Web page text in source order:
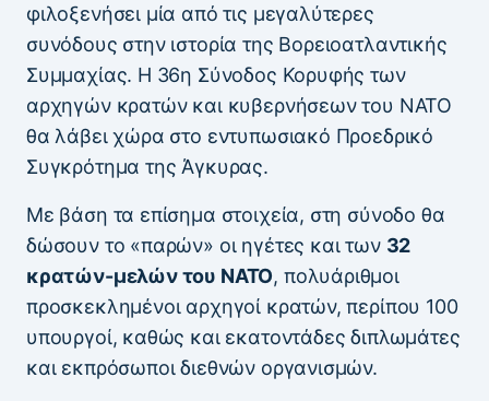
φιλοξενήσει μία από τις μεγαλύτερες
συνόδους στην ιστορία της Βορειοατλαντικής
Συμμαχίας. Η 36η Σύνοδος Κορυφής των
αρχηγών κρατών και κυβερνήσεων του ΝΑΤΟ
θα λάβει χώρα στο εντυπωσιακό Προεδρικό
Συγκρότημα της Άγκυρας.
Με βάση τα επίσημα στοιχεία, στη σύνοδο θα
δώσουν το «παρών» οι ηγέτες και των 32
κρατών-μελών του ΝΑΤΟ, πολυάριθμοι
προσκεκλημένοι αρχηγοί κρατών, περίπου 100
υπουργοί, καθώς και εκατοντάδες διπλωμάτες
και εκπρόσωποι διεθνών οργανισμών.